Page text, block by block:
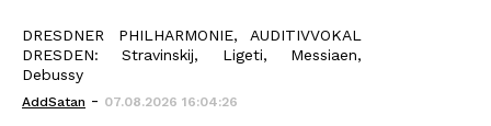
DRESDNER PHILHARMONIE, AUDITIVVOKAL
DRESDEN: Stravinskij, Ligeti, Messiaen,
Debussy
AddSatan - 07.08.2026 16:04:26